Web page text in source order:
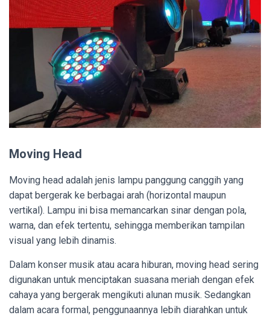
Moving Head
Moving head adalah jenis lampu panggung canggih yang
dapat bergerak ke berbagai arah (horizontal maupun
vertikal). Lampu ini bisa memancarkan sinar dengan pola,
warna, dan efek tertentu, sehingga memberikan tampilan
visual yang lebih dinamis.
Dalam konser musik atau acara hiburan, moving head sering
digunakan untuk menciptakan suasana meriah dengan efek
cahaya yang bergerak mengikuti alunan musik. Sedangkan
dalam acara formal, penggunaannya lebih diarahkan untuk